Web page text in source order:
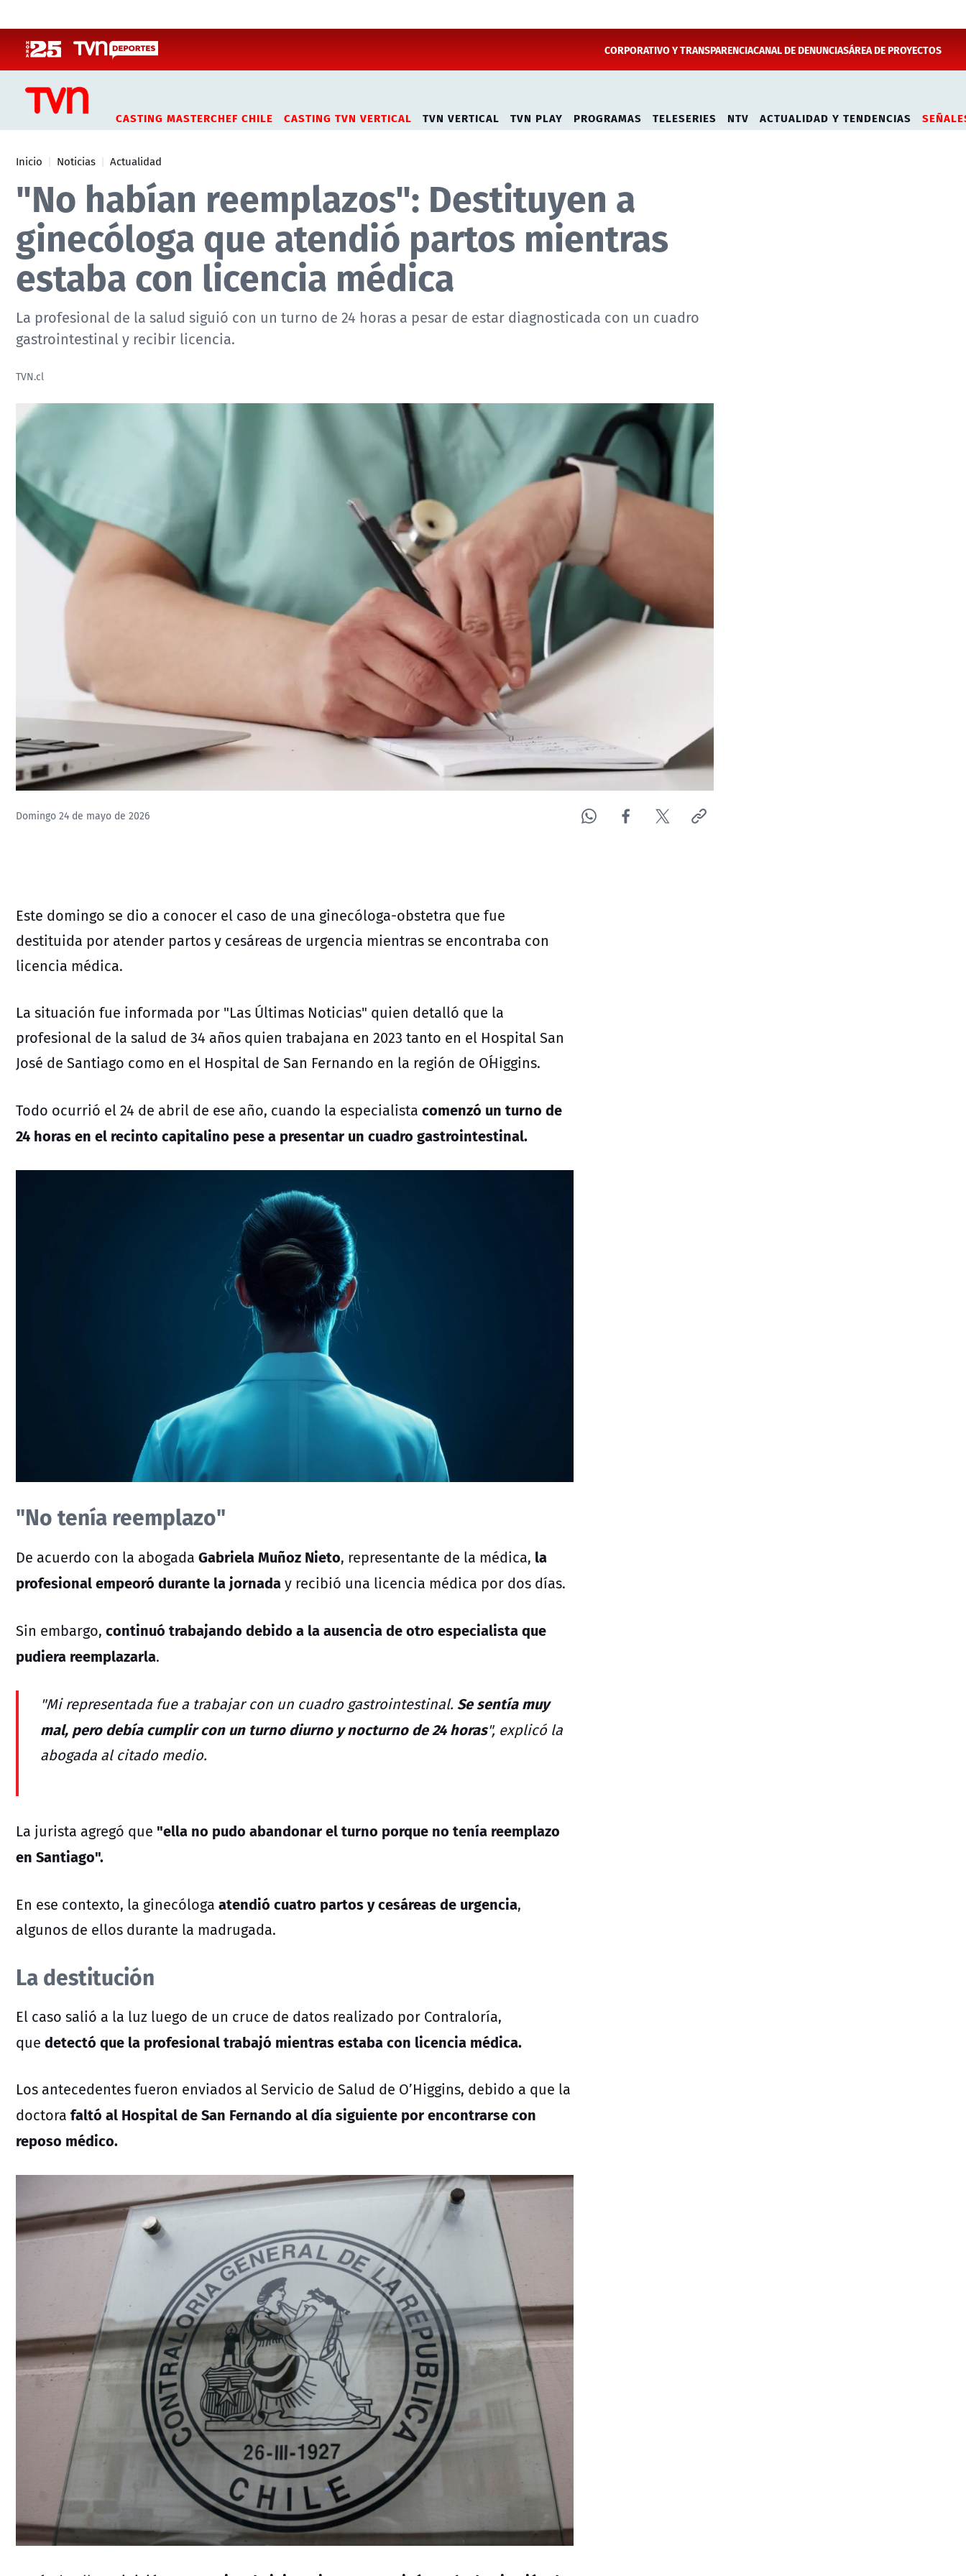
CORPORATIVO Y TRANSPARENCIACANAL DE DENUNCIASÁREA DE PROYECTOS
CASTING MASTERCHEF CHILE CASTING TVN VERTICAL TVN VERTICAL TVN PLAY PROGRAMAS TELESERIES NTV ACTUALIDAD Y TENDENCIAS
Inicio Noticias Actualidad
"No habían reemplazos": Destituyen a
ginecóloga que atendió partos mientras
estaba con licencia médica
La profesional de la salud siguió con un turno de 24 horas a pesar de estar diagnosticada con un cuadro
gastrointestinal y recibir licencia.
TVN.cl
Domingo 24 de mayo de 2026
Este domingo se dio a conocer el caso de una ginecóloga-obstetra que fue
destituida por atender partos y cesáreas de urgencia mientras se encontraba con
licencia médica.
La situación fue informada por "Las Últimas Noticias" quien detalló que la
profesional de la salud de 34 años quien trabajana en 2023 tanto en el Hospital San
José de Santiago como en el Hospital de San Fernando en la región de O´Higgins.
Todo ocurrió el 24 de abril de ese año, cuando la especialista comenzó un turno de
24 horas en el recinto capitalino pese a presentar un cuadro gastrointestinal.
"No tenía reemplazo"
De acuerdo con la abogada Gabriela Muñoz Nieto, representante de la médica, la
profesional empeoró durante la jornaday recibió una licencia médica por dos días.
Sin embargo, continuó trabajando debido a la ausencia de otro especialista que
pudiera reemplazarla.
"Mi representada fue a trabajar con un cuadro gastrointestinal. Se sentía muy
mal, pero debía cumplir con un turno diurno y nocturno de 24 horas", explicó la
abogada al citado medio.
La jurista agregó que "ella no pudo abandonar el turno porque no tenía reemplazo
en Santiago".
En ese contexto, la ginecóloga atendió cuatro partos y cesáreas de urgencia,
algunos de ellos durante la madrugada.
La destitución
El caso salió a la luz luego de un cruce de datos realizado por Contraloría,
que detectó que la profesional trabajó mientras estaba con licencia médica.
Los antecedentes fueron enviados al Servicio de Salud de O’Higgins, debido a que la
doctora faltó al Hospital de San Fernando al día siguiente por encontrarse con
reposo médico.